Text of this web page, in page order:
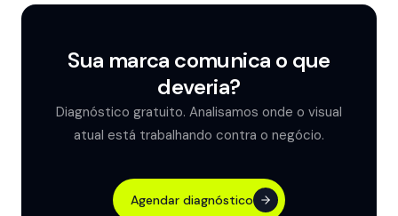
com um briefing pronto. Parte do nosso trabalho é extrair
Sua marca comunica o que
deveria?
Diagnóstico gratuito. Analisamos onde o visual
atual está trabalhando contra o negócio.
Agendar diagnóstico